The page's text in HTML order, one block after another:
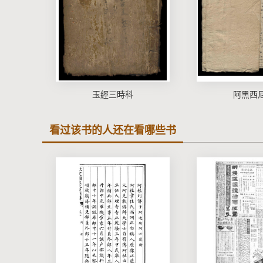
玉經三時科 阿黑西
看过该书的人还在看哪些书